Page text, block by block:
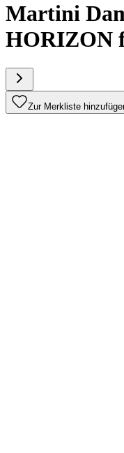
Martini
HORIZON
Zur Merkliste